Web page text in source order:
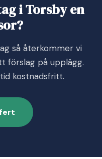
i Torsby en
så återkommer vi
förslag på upplägg.
kostnadsfritt.